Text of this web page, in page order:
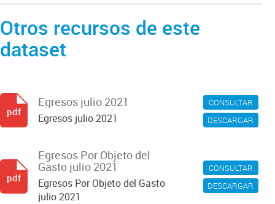
Otros recursos de este
dataset
CONSULTAR
DESCARGAR
Egresos julio 2021
Egresos julio 2021
pdf
CONSULTAR
DESCARGAR
Egresos Por Objeto del
Gasto julio 2021
Egresos Por Objeto del Gasto
julio 2021
pdf